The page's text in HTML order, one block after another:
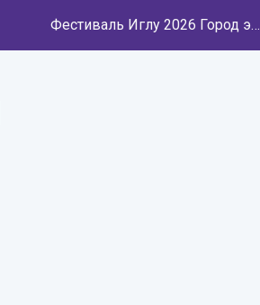
Skip to navigation Фестиваль Иглу 2026 Город эскимосов